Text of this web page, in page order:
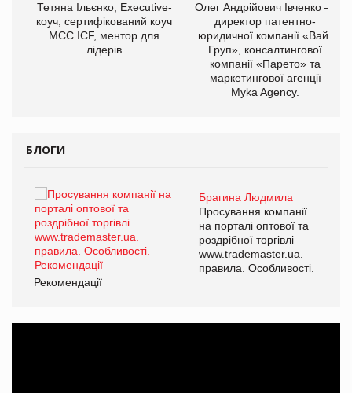
Тетяна Ільєнко, Executive-
коуч, сертифікований коуч
МСС ICF, ментор для
лідерів
Олег Андрійович Івченко —
директор патентно-
юридичної компанії «Вайз
Груп», консалтингової
компанії «Парето» та
маркетингової агенції
Myka Agency.
БЛОГИ
Брагина Людмила
Просування компанії
на порталі оптової та
роздрібної торгівлі
www.trademaster.ua.
правила. Особливості.
Рекомендації